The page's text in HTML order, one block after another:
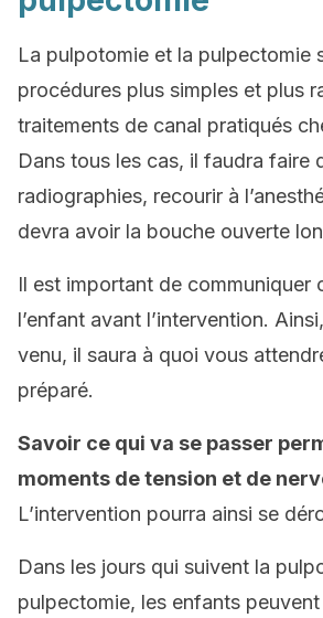
La pulpotomie et la pulpectomie
procédures plus simples et plus
traitements de canal pratiqués
Dans tous les cas, il faudra faire
radiographies, recourir à
devra avoir la bouche ouverte
Il est important de communiquer
l’enfant avant l’intervention.
venu, il saura à quoi vous
préparé.
Savoir ce qui va se passer
moments de tension et de
L’intervention pourra ainsi se
Dans les jours qui suivent la
pulpectomie, les enfants